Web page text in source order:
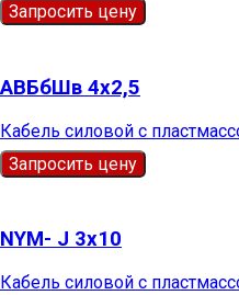
Запросить цену
АВБбШв 4х2,5
Кабель силовой с
Запросить цену
NYM- J 3х10
Кабель силовой с